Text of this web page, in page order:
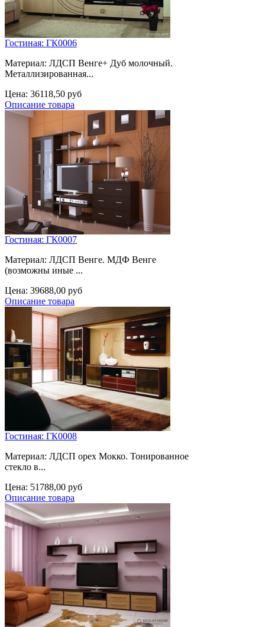
Гостиная: ГК0006
Материал: ЛДСП Венге+ Дуб молочный.
Металлизированная...
Цена: 36118,50 руб
Описание товара
Гостиная: ГК0007
Материал: ЛДСП Венге. МДФ Венге
(возможны иные ...
Цена: 39688,00 руб
Описание товара
Гостиная: ГК0008
Материал: ЛДСП орех Мокко. Тонированное
стекло в...
Цена: 51788,00 руб
Описание товара